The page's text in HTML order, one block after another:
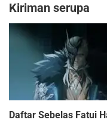
Kiriman serupa
Daftar Sebelas Fatui